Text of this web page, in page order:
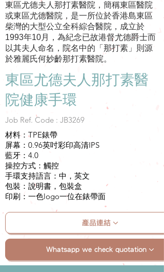
東區尤德夫人那打素醫院，簡稱東區醫院
或東區尤德醫院，是一所位於香港島東區
柴灣的大型公立全科綜合醫院，成立於
1993年10月，為紀念已故港督尤德爵士而
以其夫人命名，院名中的「那打素」則源
於雅麗氏何妙齡那打素醫院。
東區尤德夫人那打素醫
院健康手環
Job Ref. Code : JB3269
材料：TPE錶帶
屏幕：0.96英吋彩印高清IPS
藍牙：4.0
操控方式：觸控
手環支持語言：中，英文
包裝：說明書，包裝盒
印刷：一色logo一位在錶帶面
產品連結
Whatsapp we check quotation